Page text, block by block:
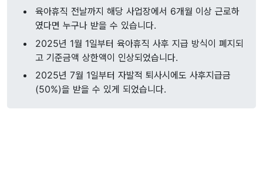
육아휴직 전날까지 해당 사업장에서 6개월 이상 근로하
였다면 누구나 받을 수 있습니다.
2025년 1월 1일부터 육아휴직 사후 지급 방식이 폐지되
고 기준금액 상한액이 인상되었습니다.
2025년 7월 1일부터 자발적 퇴사시에도 사후지급금
(50%)을 받을 수 있게 되었습니다.